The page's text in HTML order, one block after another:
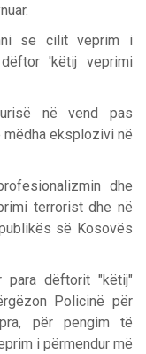
se cilit veprim i
'këtij veprimi
në vend pas
eksplozivi në
dhe
terrorist dhe në
së Kosovës
para dëftorit "këtij"
Policinë për
për pengim të
i përmendur më